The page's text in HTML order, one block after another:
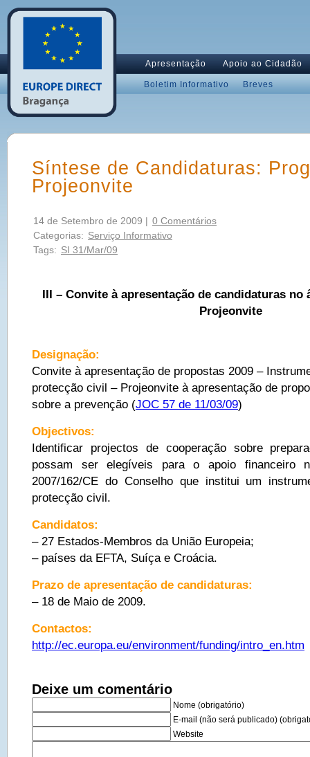
Apresentação Apoio ao Cidadão
Boletim Informativo Breves
Síntese de Candidaturas:
Projeonvite
14 de Setembro de 2009 | 0 Comentários
Categorias: Serviço Informativo
Tags: SI 31/Mar/09
III – Convite à apresentação de candidaturas no
Projeonvite
Designação:
Convite à apresentação de propostas 2009 –
protecção civil – Projeonvite à apresentação de
sobre a prevenção (JOC 57 de 11/03/09)
Objectivos:
Identificar projectos de cooperação sobre
possam ser elegíveis para o apoio financeiro
2007/162/CE do Conselho que institui um
protecção civil.
Candidatos:
– 27 Estados-Membros da União Europeia;
– países da EFTA, Suíça e Croácia.
Prazo de apresentação de candidaturas:
– 18 de Maio de 2009.
Contactos:
http://ec.europa.eu/environment/funding/intro_en.htm
Deixe um comentário
Nome (obrigatório)
E-mail (não será publicado)
Website